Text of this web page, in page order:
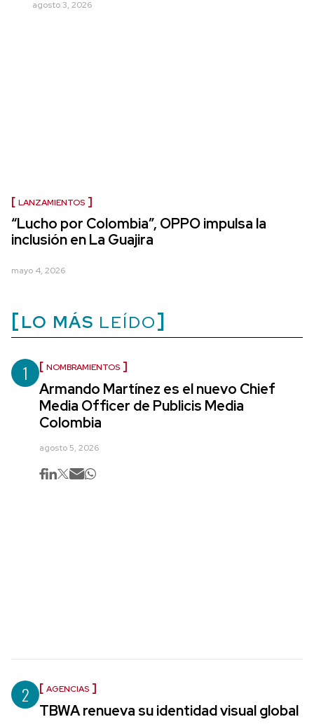
agosto 3, 2026
LANZAMIENTOS
“Lucho por Colombia”, OPPO impulsa la
inclusión en La Guajira
mayo 4, 2026
LO MÁS LEÍDO
1 NOMBRAMIENTOS
Armando Martínez es el nuevo Chief
Media Officer de Publicis Media
Colombia
agosto 5, 2026
2 AGENCIAS
TBWA renueva su identidad visual global